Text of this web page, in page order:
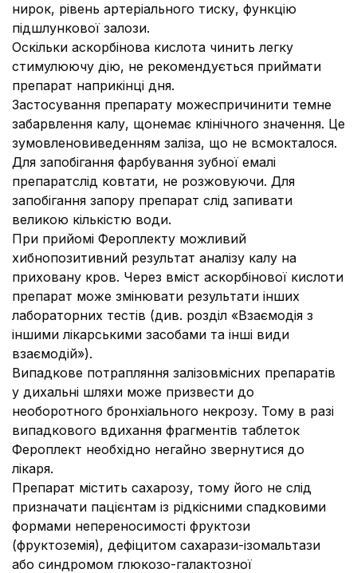
нирок, рівень артеріального тиску, функцію
підшлункової залози.
Оскільки аскорбінова кислота чинить легку
стимулюючу дію, не рекомендується приймати
препарат наприкінці дня.
Застосування препарату можеспричинити темне
забарвлення калу, щонемає клінічного значення. Це
зумовленовиведенням заліза, що не всмокталося.
Для запобігання фарбування зубної емалі
препаратслiд ковтати, не розжовуючи. Для
запобігання запору препарат слід запивати
великою кількістю води.
При прийомі Фероплекту можливий
хибнопозитивний результат аналізу калу на
приховану кров. Через вміст аскорбінової кислоти
препарат може змінювати результати інших
лабораторних тестів (див. розділ «Взаємодія з
іншими лікарськими засобами та інші види
взаємодій»).
Випадкове потрапляння залізовмісних препаратів
у дихальні шляхи може призвести до
необоротного бронхіального некрозу. Тому в разі
випадкового вдихання фрагментів таблеток
Фероплект необхідно негайно звернутися до
лікаря.
Препарат містить сахарозу, тому його не слід
призначати пацієнтам із рідкісними спадковими
формами непереносимості фруктози
(фруктоземія), дефіцитом сахарази-ізомальтази
або синдромом глюкозо-галактозної